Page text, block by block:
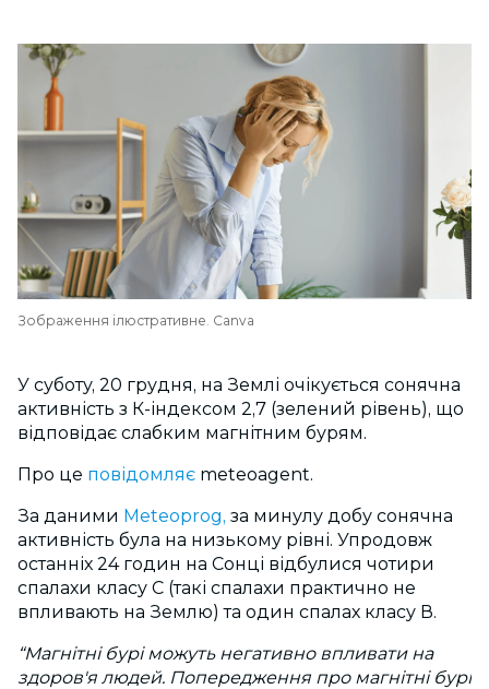
Зображення ілюстративне. Canva
У суботу, 20 грудня, на Землі очікується сонячна
активність з К-індексом 2,7 (зелений рівень), що
відповідає слабким магнітним бурям.
Про це повідомляє meteoagent.
За даними Meteoprog, за минулу добу сонячна
активність була на низькому рівні. Упродовж
останніх 24 годин на Сонці відбулися чотири
спалахи класу С (такі спалахи практично не
впливають на Землю) та один спалах класу В.
“Магнітні бурі можуть негативно впливати на
здоров'я людей. Попередження про магнітні бурі